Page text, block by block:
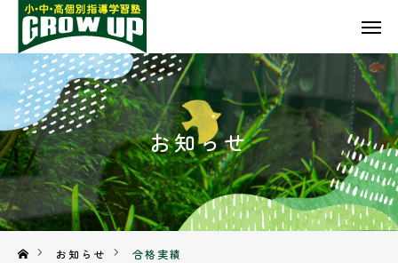
お知らせ
お知らせ 合格実績
TEL ACCESS
CONTACT
TOP
GROW UPについて
入塾の流れ